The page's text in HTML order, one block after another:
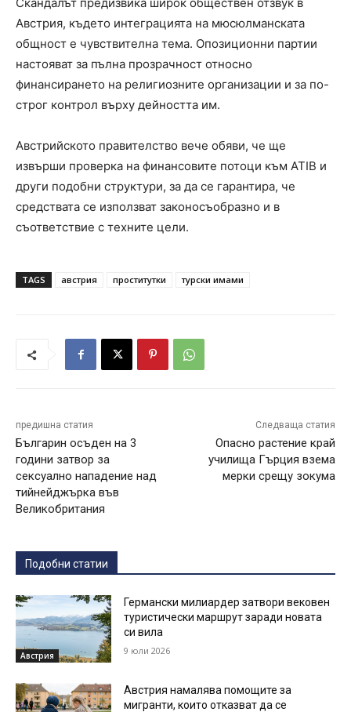
Австрия, където интеграцията на мюсюлманската
общност е чувствителна тема. Опозиционни партии
настояват за пълна прозрачност относно
финансирането на религиозните организации и за по-
строг контрол върху дейността им.
Австрийското правителство вече обяви, че ще
извърши проверка на финансовите потоци към ATIB и
други подобни структури, за да се гарантира, че
средствата се използват законосъобразно и в
съответствие с техните цели.
TAGS австрия проститутки турски имами
предишна статия
Българин осъден на 3
години затвор за
сексуално нападение над
тийнейджърка във
Великобритания
Следваща статия
Опасно растение край
училища Гърция взема
мерки срещу зокума
Подобни статии
Австрия
Германски милиардер затвори вековен
туристически маршрут заради новата
си вила
9 юли 2026
Австрия намалява помощите за
мигранти, които отказват да се